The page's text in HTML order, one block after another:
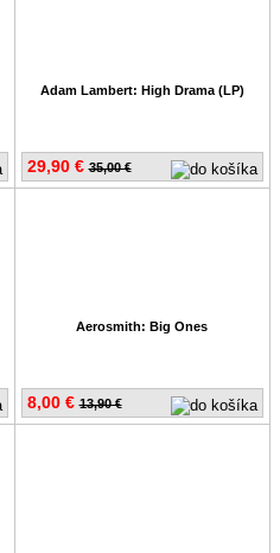
29,90 € 35,00 €
Adam Lambert: High Drama (LP)
8,00 € 13,90 €
Aerosmith: Big Ones